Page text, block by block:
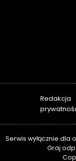
Redakcja
Serwis wyłącznie dla
Graj